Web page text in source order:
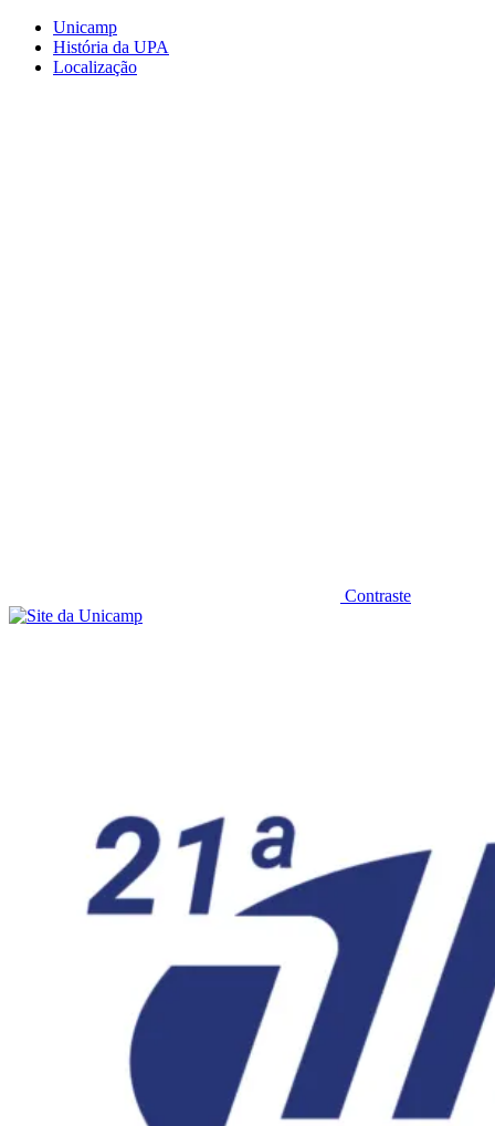
Conteúdo principal
Unicamp
História da UPA
Localização
Contraste